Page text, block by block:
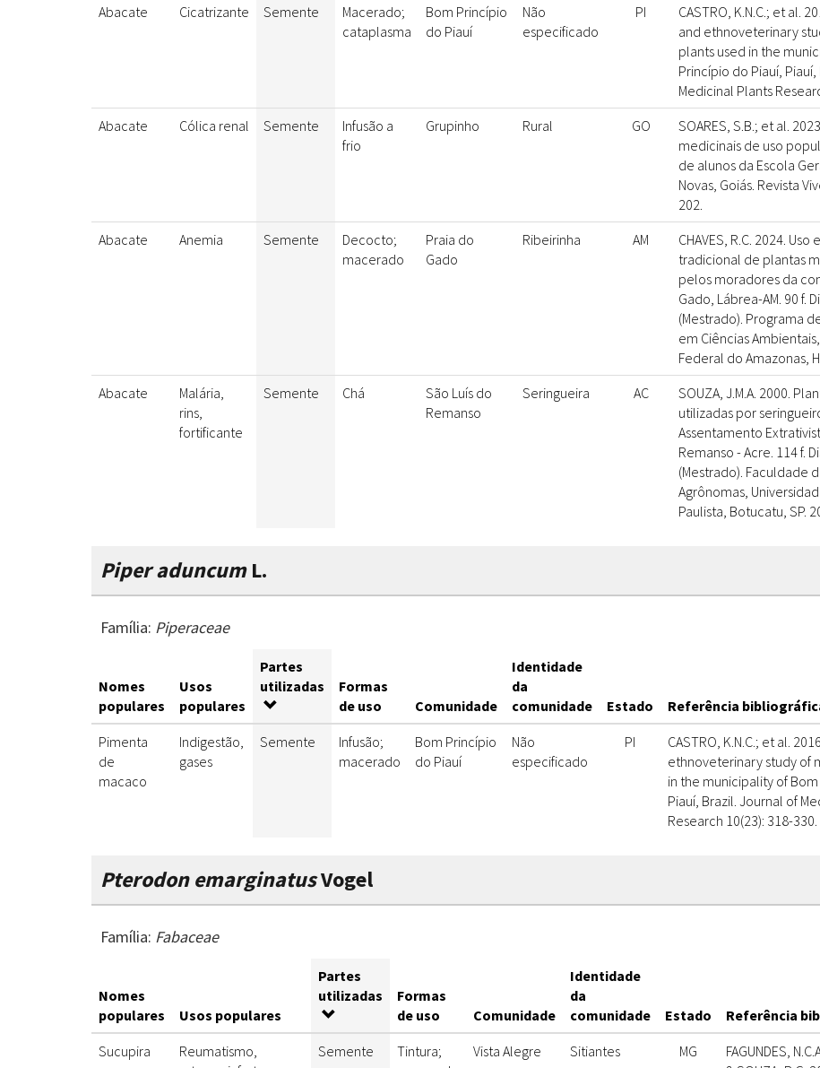
Abacate
Cicatrizante Semente
Macerado;
cataplasma
Bom Princípio
do Piauí
Não
especificado
PI
CASTRO, K.N.C.; et al.
and ethnoveterinary
plants used in the
Princípio do Piauí,
Medicinal Plants
Abacate Cólica renal Semente
Infusão a
frio
Grupinho Rural GO
SOARES, S.B.; et al.
medicinais de uso
de alunos da Escola
Novas, Goiás. Revista
202.
Abacate Anemia Semente
Decocto;
macerado
Praia do
Gado
Ribeirinha AM
CHAVES, R.C. 2024.
tradicional de plantas
pelos moradores da
Gado, Lábrea-AM. 90 f.
(Mestrado). Programa
em Ciências
Federal do Amazonas,
Abacate
Malária,
rins,
fortificante
Semente Chá
São Luís do
Remanso
Seringueira AC
SOUZA, J.M.A. 2000.
utilizadas por
Assentamento
Remanso - Acre. 114 f.
(Mestrado). Faculdade
Agrônomas,
Paulista, Botucatu, SP.
Piper aduncumL.
Família: Piperaceae
Nomes
populares
Usos
populares
Partes
utilizadas
Formas
de uso
Comunidade
Identidade
da
comunidade
Estado Referência
Pimenta
de
macaco
Indigestão,
gases
Semente
Infusão;
macerado
Bom Princípio
do Piauí
Não
especificado
PI
CASTRO, K.N.C.; et al.
ethnoveterinary study of
in the municipality of
Piauí, Brazil. Journal of
Research 10(23): 318-330.
Pterodon emarginatusVogel
Família: Fabaceae
Nomes
populares
Usos populares
Partes
utilizadas
Formas
de uso
Comunidade
Identidade
da
comunidade
Estado Referência
Sucupira
Reumatismo,
Semente
Tintura;
Vista Alegre Sitiantes MG
FAGUNDES,